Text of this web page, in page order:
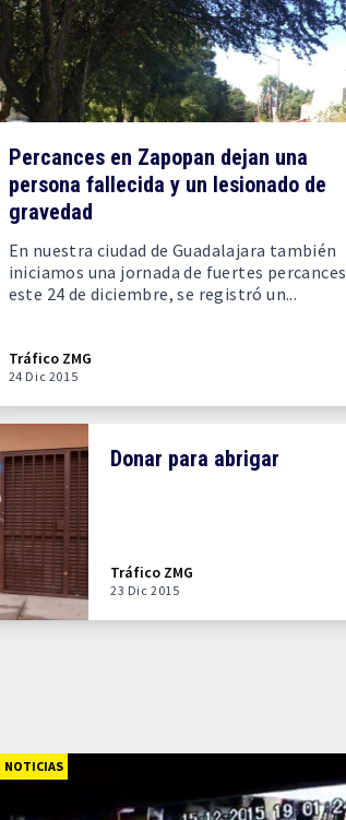
Percances en Zapopan dejan una
persona fallecida y un lesionado de
gravedad
En nuestra ciudad de Guadalajara también
iniciamos una jornada de fuertes percances
este 24 de diciembre, se registró un...
Tráfico ZMG
24 Dic 2015
Donar para abrigar
Tráfico ZMG
23 Dic 2015
NOTICIAS